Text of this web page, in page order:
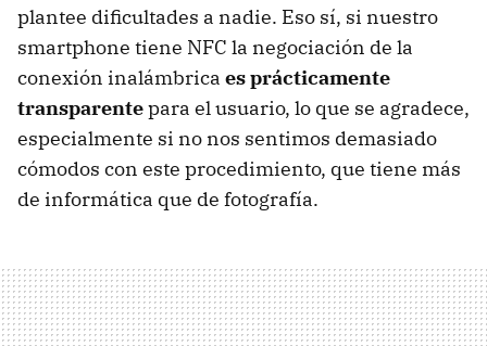
plantee dificultades a nadie. Eso sí, si nuestro
smartphone tiene NFC la negociación de la
conexión inalámbrica es prácticamente
transparentepara el usuario, lo que se agradece,
especialmente si no nos sentimos demasiado
cómodos con este procedimiento, que tiene más
de informática que de fotografía.